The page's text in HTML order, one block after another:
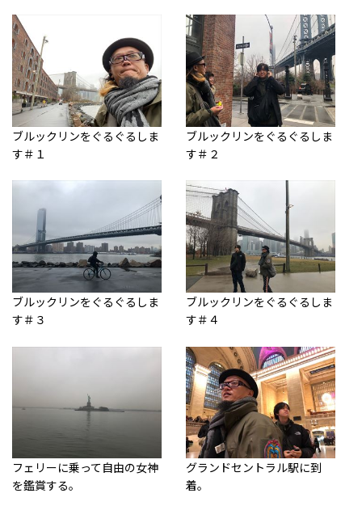
ブルックリンをぐるぐるしま
す＃１
ブルックリンをぐるぐるしま
す＃２
ブルックリンをぐるぐるしま
す＃３
ブルックリンをぐるぐるしま
す＃４
フェリーに乗って自由の女神
を鑑賞する。
グランドセントラル駅に到
着。